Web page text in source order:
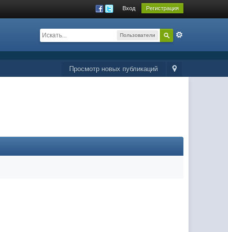
Вход Регистрация
Пользователи
Просмотр новых публикаций